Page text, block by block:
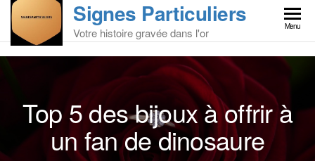
Skip
the
content
Signes Particuliers
Votre histoire gravée dans l'or Menu
Top 5 des bijoux à offrir à
un fan de dinosaure